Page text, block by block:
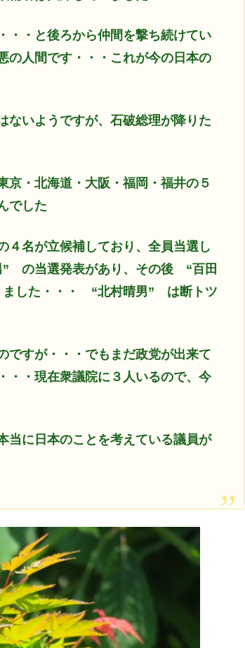
・・と後ろから仲間を撃ち続けてい
の人間です・・・これが今の日本の
ないようですが、石破総理が降りた
・北海道・大阪・福岡・福井の５
でした
４名が立候補しており、全員当選し
” の当選発表があり、その後 “百田
ました・・・ “北村晴男” は断トツ
ですが・・・でもまだ政党が出来て
・・現在衆議院に３人いるので、今
当に日本のことを考えている議員が